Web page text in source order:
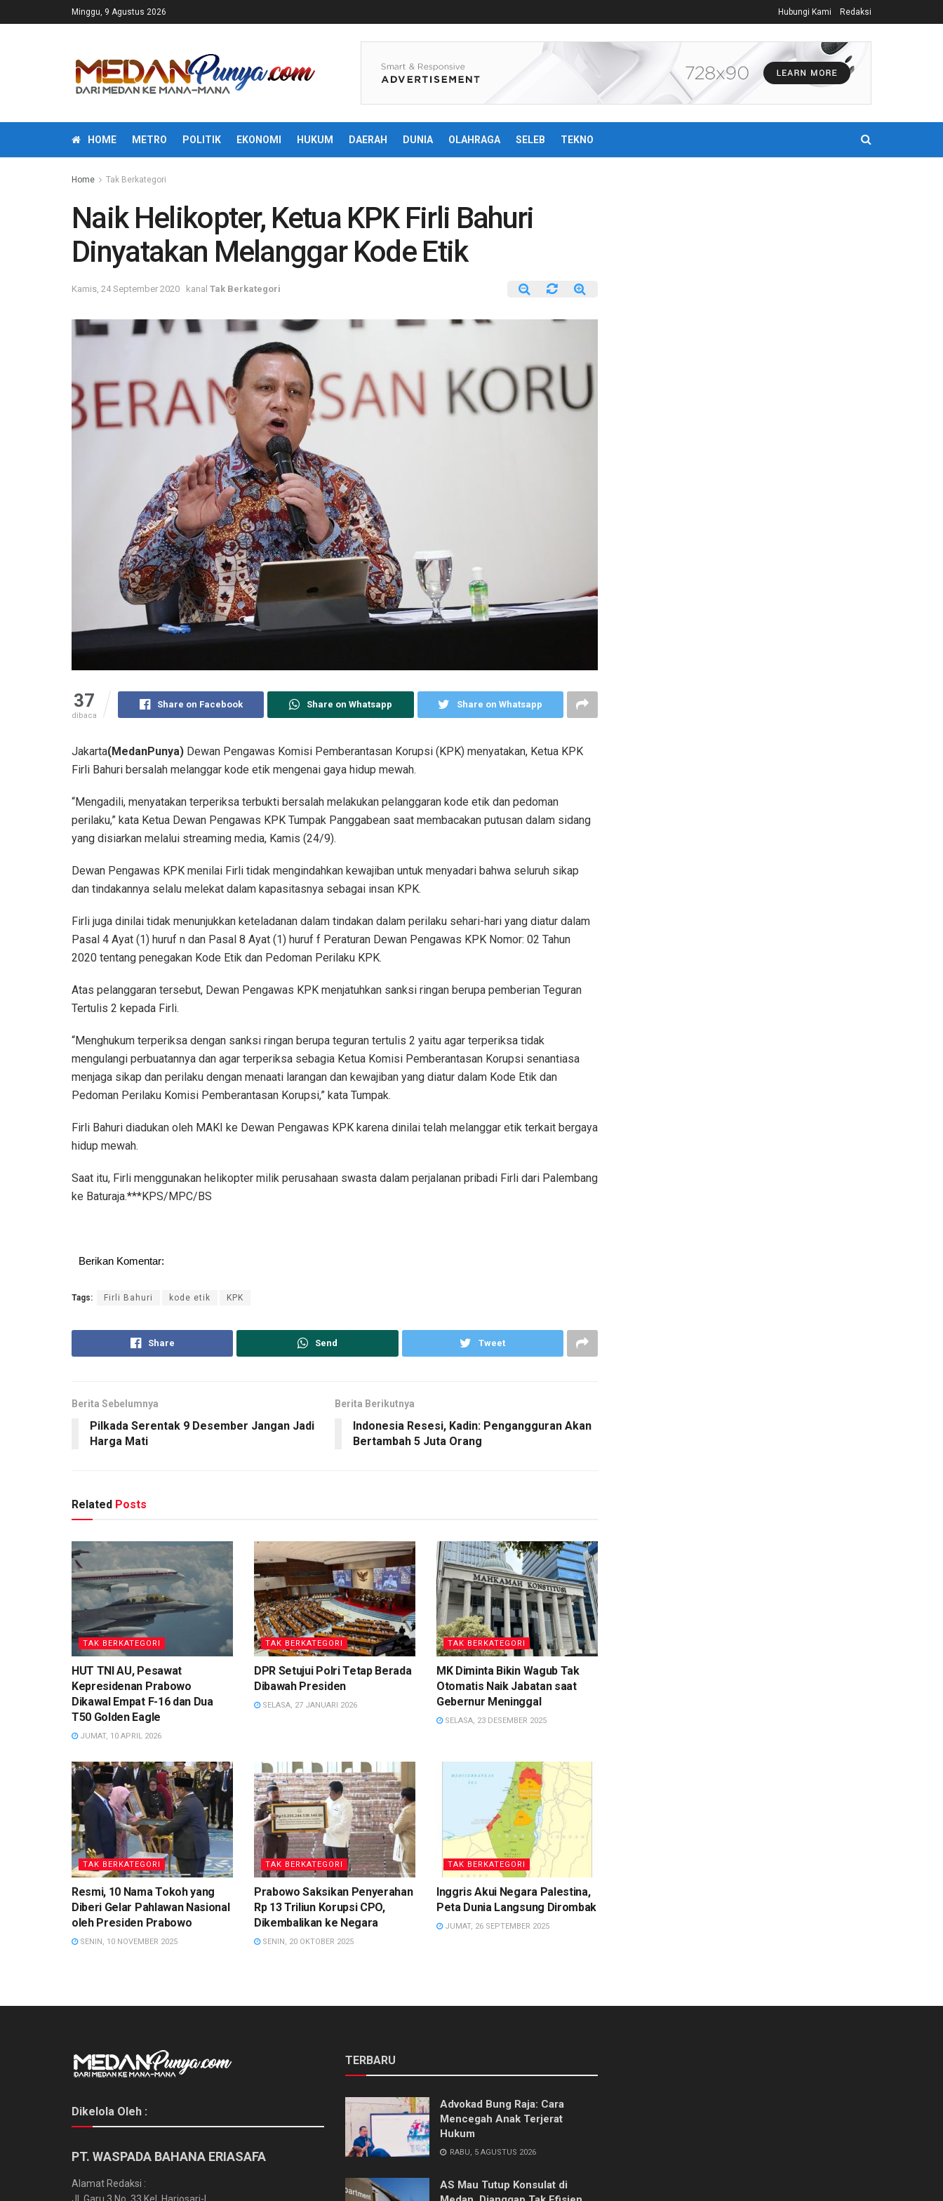
Minggu, 9 Agustus 2026 Hubungi Kami Redaksi
HOME METRO POLITIK EKONOMI HUKUM DAERAH DUNIA OLAHRAGA SELEB TEKNO
Home Tak Berkategori
Naik Helikopter, Ketua KPK Firli Bahuri
Dinyatakan Melanggar Kode Etik
Kamis, 24 September 2020 kanal Tak Berkategori
37
dibaca
Share on Facebook Share on Whatsapp Share on Whatsapp
Jakarta(MedanPunya) Dewan Pengawas Komisi Pemberantasan Korupsi (KPK) menyatakan, Ketua KPK
Firli Bahuri bersalah melanggar kode etik mengenai gaya hidup mewah.
“Mengadili, menyatakan terperiksa terbukti bersalah melakukan pelanggaran kode etik dan pedoman
perilaku,” kata Ketua Dewan Pengawas KPK Tumpak Panggabean saat membacakan putusan dalam sidang
yang disiarkan melalui streaming media, Kamis (24/9).
Dewan Pengawas KPK menilai Firli tidak mengindahkan kewajiban untuk menyadari bahwa seluruh sikap
dan tindakannya selalu melekat dalam kapasitasnya sebagai insan KPK.
Firli juga dinilai tidak menunjukkan keteladanan dalam tindakan dalam perilaku sehari-hari yang diatur dalam
Pasal 4 Ayat (1) huruf n dan Pasal 8 Ayat (1) huruf f Peraturan Dewan Pengawas KPK Nomor: 02 Tahun
2020 tentang penegakan Kode Etik dan Pedoman Perilaku KPK.
Atas pelanggaran tersebut, Dewan Pengawas KPK menjatuhkan sanksi ringan berupa pemberian Teguran
Tertulis 2 kepada Firli.
“Menghukum terperiksa dengan sanksi ringan berupa teguran tertulis 2 yaitu agar terperiksa tidak
mengulangi perbuatannya dan agar terperiksa sebagia Ketua Komisi Pemberantasan Korupsi senantiasa
menjaga sikap dan perilaku dengan menaati larangan dan kewajiban yang diatur dalam Kode Etik dan
Pedoman Perilaku Komisi Pemberantasan Korupsi,” kata Tumpak.
Firli Bahuri diadukan oleh MAKI ke Dewan Pengawas KPK karena dinilai telah melanggar etik terkait bergaya
hidup mewah.
Saat itu, Firli menggunakan helikopter milik perusahaan swasta dalam perjalanan pribadi Firli dari Palembang
ke Baturaja.***KPS/MPC/BS
Berikan Komentar:
Tags: Firli Bahuri kode etik KPK
Share Send Tweet
Berita Sebelumnya
Pilkada Serentak 9 Desember Jangan Jadi
Harga Mati
Berita Berikutnya
Indonesia Resesi, Kadin: Pengangguran Akan
Bertambah 5 Juta Orang
Related Posts
TAK BERKATEGORI
HUT TNI AU, Pesawat
Kepresidenan Prabowo
Dikawal Empat F-16 dan Dua
T50 Golden Eagle
JUMAT, 10 APRIL 2026
TAK BERKATEGORI
DPR Setujui Polri Tetap Berada
Dibawah Presiden
SELASA, 27 JANUARI 2026
TAK BERKATEGORI
MK Diminta Bikin Wagub Tak
Otomatis Naik Jabatan saat
Gebernur Meninggal
SELASA, 23 DESEMBER 2025
TAK BERKATEGORI
Resmi, 10 Nama Tokoh yang
Diberi Gelar Pahlawan Nasional
oleh Presiden Prabowo
SENIN, 10 NOVEMBER 2025
TAK BERKATEGORI
Prabowo Saksikan Penyerahan
Rp 13 Triliun Korupsi CPO,
Dikembalikan ke Negara
SENIN, 20 OKTOBER 2025
TAK BERKATEGORI
Inggris Akui Negara Palestina,
Peta Dunia Langsung Dirombak
JUMAT, 26 SEPTEMBER 2025
Dikelola Oleh :
PT. WASPADA BAHANA ERIASAFA
Alamat Redaksi :
Jl. Garu 3 No. 33 Kel. Harjosari-I
TERBARU
Advokad Bung Raja: Cara
Mencegah Anak Terjerat
Hukum
RABU, 5 AGUSTUS 2026
AS Mau Tutup Konsulat di